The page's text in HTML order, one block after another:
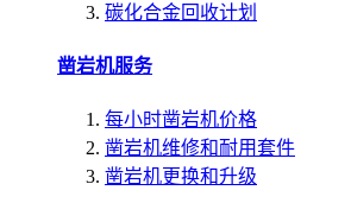
碳化合金回收计划
凿岩机服务
每小时凿岩机价格
凿岩机维修和耐用套件
凿岩机更换和升级